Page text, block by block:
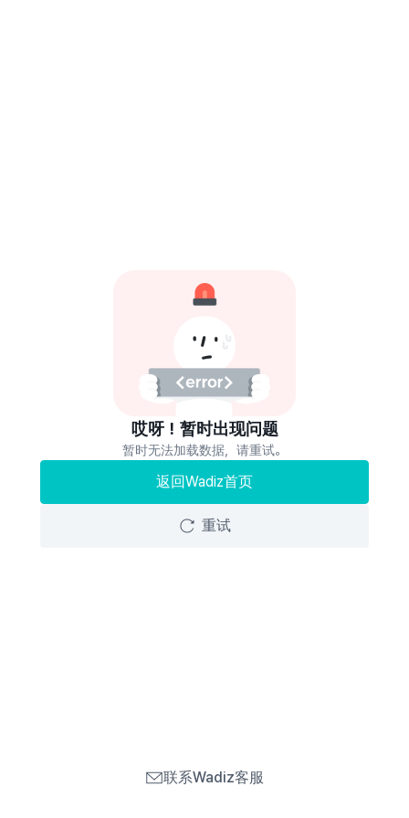
哎呀！暂时出现问题
暂时无法加载数据，请重试。
返回Wadiz首页
重试
联系Wadiz客服